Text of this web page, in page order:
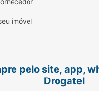
imóvel
pelo site, app,
Drogatel